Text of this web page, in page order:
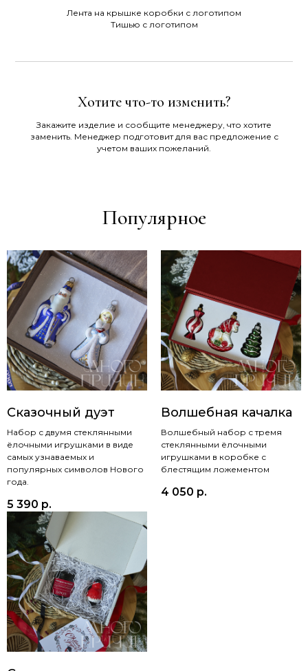
Лента на крышке коробки с логотипом
Тишью с логотипом
Хотите что-то изменить?
Закажите изделие и сообщите менеджеру, что хотите
заменить. Менеджер подготовит для вас предложение с
учетом ваших пожеланий.
Популярное
Сказочный дуэт
Набор с двумя стеклянными
ёлочными игрушками в виде
самых узнаваемых и
популярных символов Нового
года.
5 390 р.
Волшебная качалка
Волшебный набор с тремя
стеклянными ёлочными
игрушками в коробке с
блестящим ложементом
4 050 р.